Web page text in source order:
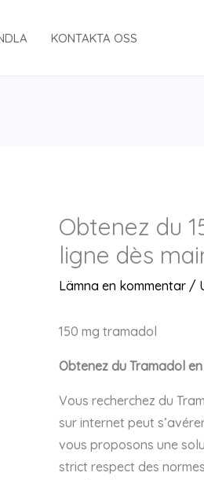
KONTAKTA OSS
Obtenez du
ligne dès
Lämna en kommentar /
150 mg tramadol
Obtenez du Tramadol
Vous recherchez du
sur internet peut
vous proposons une
strict respect des